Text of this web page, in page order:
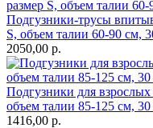
Подгузники-трусы
S, объем талии 60-90 см,
2050,00 р.
Подгузники для
объем талии 85-125 см,
1416,00 р.